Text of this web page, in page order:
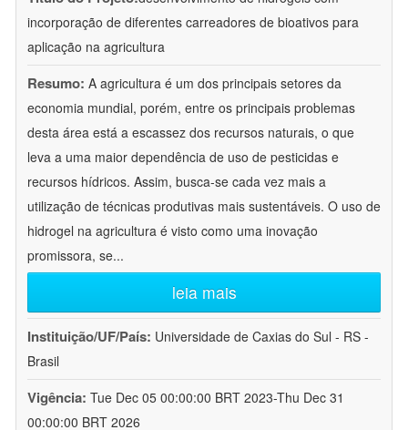
incorporação de diferentes carreadores de bioativos para
aplicação na agricultura
Resumo: A agricultura é um dos principais setores da
economia mundial, porém, entre os principais problemas
desta área está a escassez dos recursos naturais, o que
leva a uma maior dependência de uso de pesticidas e
recursos hídricos. Assim, busca-se cada vez mais a
utilização de técnicas produtivas mais sustentáveis. O uso de
hidrogel na agricultura é visto como uma inovação
promissora, se...
leia mais
Instituição/UF/País: Universidade de Caxias do Sul - RS -
Brasil
Vigência: Tue Dec 05 00:00:00 BRT 2023-Thu Dec 31
00:00:00 BRT 2026